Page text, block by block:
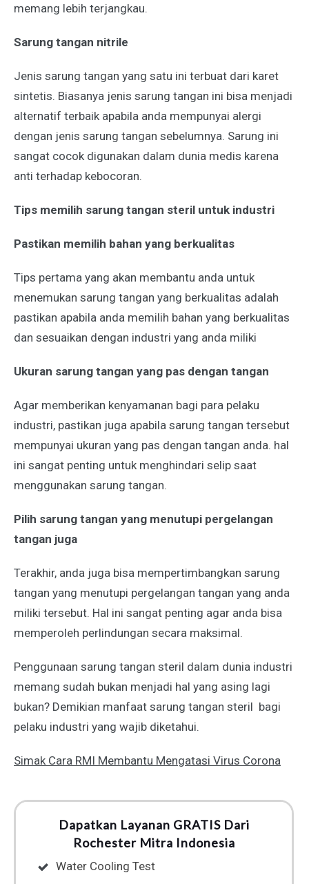
memang lebih terjangkau.
Sarung tangan nitrile
Jenis sarung tangan yang satu ini terbuat dari karet
sintetis. Biasanya jenis sarung tangan ini bisa menjadi
alternatif terbaik apabila anda mempunyai alergi
dengan jenis sarung tangan sebelumnya. Sarung ini
sangat cocok digunakan dalam dunia medis karena
anti terhadap kebocoran.
Tips memilih sarung tangan steril untuk industri
Pastikan memilih bahan yang berkualitas
Tips pertama yang akan membantu anda untuk
menemukan sarung tangan yang berkualitas adalah
pastikan apabila anda memilih bahan yang berkualitas
dan sesuaikan dengan industri yang anda miliki
Ukuran sarung tangan yang pas dengan tangan
Agar memberikan kenyamanan bagi para pelaku
industri, pastikan juga apabila sarung tangan tersebut
mempunyai ukuran yang pas dengan tangan anda. hal
ini sangat penting untuk menghindari selip saat
menggunakan sarung tangan.
Pilih sarung tangan yang menutupi pergelangan
tangan juga
Terakhir, anda juga bisa mempertimbangkan sarung
tangan yang menutupi pergelangan tangan yang anda
miliki tersebut. Hal ini sangat penting agar anda bisa
memperoleh perlindungan secara maksimal.
Penggunaan sarung tangan steril dalam dunia industri
memang sudah bukan menjadi hal yang asing lagi
bukan? Demikian manfaat sarung tangan steril bagi
pelaku industri yang wajib diketahui.
Simak Cara RMI Membantu Mengatasi Virus Corona
Dapatkan Layanan GRATIS Dari
Rochester Mitra Indonesia
Water Cooling Test